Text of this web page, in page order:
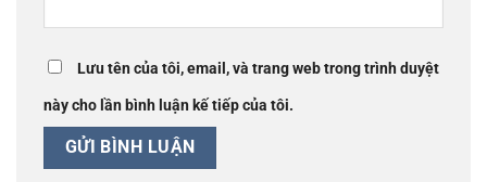
Lưu tên của tôi, email, và trang web trong trình duyệt
này cho lần bình luận kế tiếp của tôi.